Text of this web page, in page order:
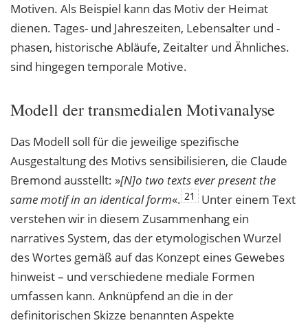
Motiven. Als Beispiel kann das Motiv der Heimat
dienen. Tages- und Jahreszeiten, Lebensalter und -
phasen, historische Abläufe, Zeitalter und Ähnliches.
sind hingegen temporale Motive.
Modell der transmedialen Motivanalyse
Das Modell soll für die jeweilige spezifische
Ausgestaltung des Motivs sensibilisieren, die Claude
Bremond ausstellt: »[N]o two texts ever present the
same motif in an identicalform«. 21
Unter einem Text
verstehen wir in diesem Zusammenhang ein
narratives System, das der etymologischen Wurzel
des Wortes gemäß auf das Konzept eines Gewebes
hinweist – und verschiedene mediale Formen
umfassen kann. Anknüpfend an die in der
definitorischen Skizze benannten Aspekte